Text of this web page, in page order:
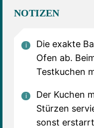
NOTIZEN
Die exakte
Ofen ab.
Testkuchen
Der Kuchen
Stürzen
sonst